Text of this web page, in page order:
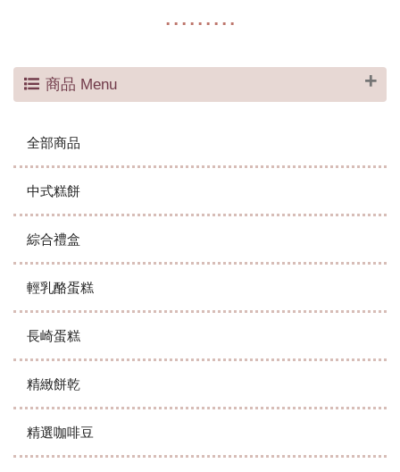
商品 Menu
全部商品
中式糕餅
綜合禮盒
輕乳酪蛋糕
長崎蛋糕
精緻餅乾
精選咖啡豆